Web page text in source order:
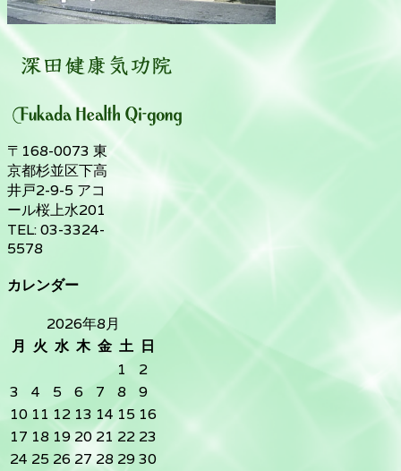
〒168-0073 東
京都杉並区下高
井戸2-9-5 アコ
ール桜上水201
TEL: 03-3324-
5578
カレンダー
2026年8月
月 火 水 木 金 土 日
1
2
3
4 5 6 7 8
9
10 11 12 13 14 15 16
17 18 19 20 21 22 23
24 25 26 27 28 2930